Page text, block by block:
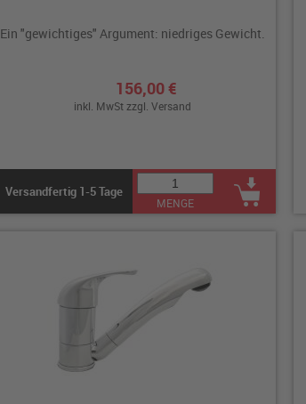
Ein "gewichtiges" Argument: niedriges Gewicht.
156,00 €
inkl. MwSt zzgl. Versand
Versandfertig 1-5 Tage
MENGE